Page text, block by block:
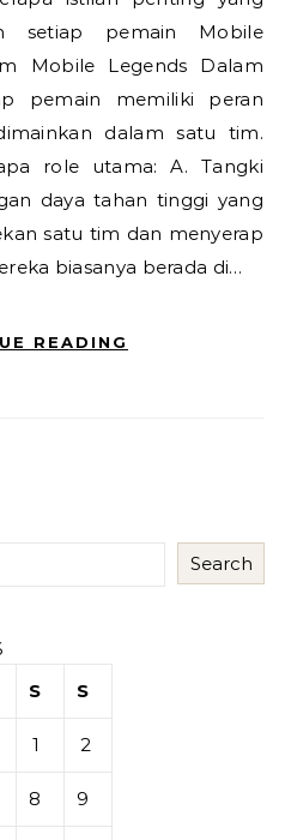
setiap pemain Mobile
Mobile Legends Dalam
pemain memiliki peran
dalam satu tim.
role utama: A. Tangki
daya tahan tinggi yang
satu tim dan menyerap
biasanya berada di…
READING
Search
S S
1 2
8 9